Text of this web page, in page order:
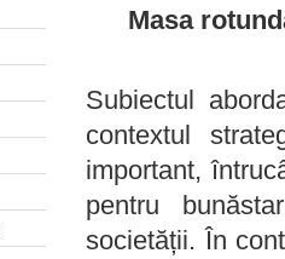
Masa
Subiectul
contextul
important,
pentru
societății. În